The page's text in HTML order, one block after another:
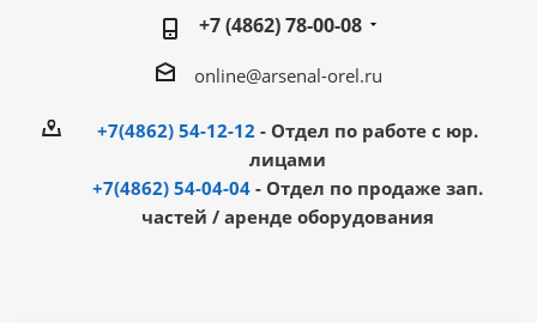
+7 (4862) 78-00-08
online@arsenal-orel.ru
+7(4862) 54-12-12 - Отдел по работе с юр.
лицами
+7(4862) 54-04-04 - Отдел по продаже зап.
частей / аренде оборудования